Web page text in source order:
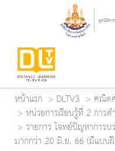
หน้าแรก DLTV3
คณิต
หน่วยการเรียนรู้ที่ 2 การ
รายการ โจทย์ปัญหาการ
มากกว่า 20 มิ.ย. 66 (มีแบบ